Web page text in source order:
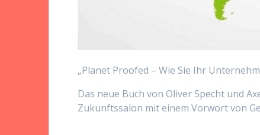
„Planet Proofed – Wie Sie Ihr
Das neue Buch von Oliver Specht und
Zukunftssalon mit einem Vorwort von